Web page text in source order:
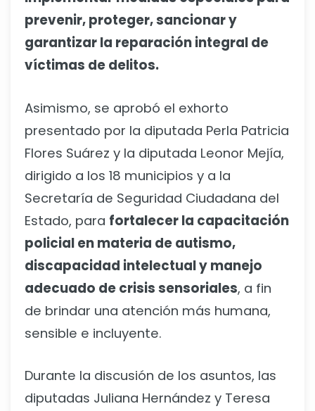
prevenir, proteger, sancionar y
garantizar la reparación integral de
víctimas de delitos.
Asimismo, se aprobó el exhorto
presentado por la diputada Perla Patricia
Flores Suárez y la diputada Leonor Mejía,
dirigido a los 18 municipios y a la
Secretaría de Seguridad Ciudadana del
Estado, para fortalecer la capacitación
policial en materia de autismo,
discapacidad intelectual y manejo
adecuado de crisis sensoriales, a fin
de brindar una atención más humana,
sensible e incluyente.
Durante la discusión de los asuntos, las
diputadas Juliana Hernández y Teresa